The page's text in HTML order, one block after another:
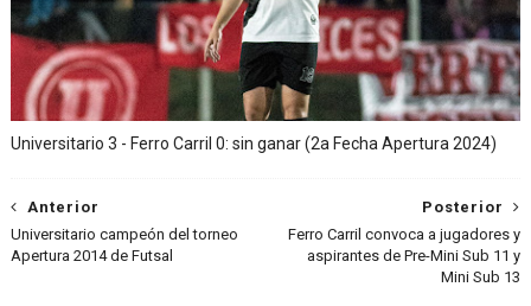
Universitario 3 - Ferro Carril 0: sin ganar (2a Fecha Apertura 2024)
Posterior
Ferro Carril convoca a jugadores y
aspirantes de Pre-Mini Sub 11 y
Mini Sub 13
Anterior
Universitario campeón del torneo
Apertura 2014 de Futsal